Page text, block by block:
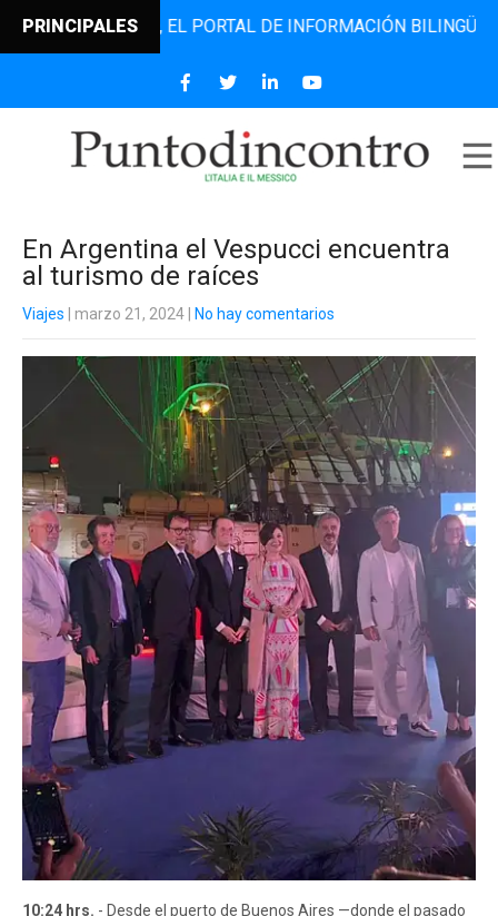
PRINCIPALESEL PORTAL DE INFORMACIÓN BILINGÜE QUE
En Argentina el Vespucci encuentra
al turismo de raíces
Viajes | marzo 21, 2024 No hay comentarios
10:24 hrs. - Desde el puerto de Buenos Aires —donde el pasado